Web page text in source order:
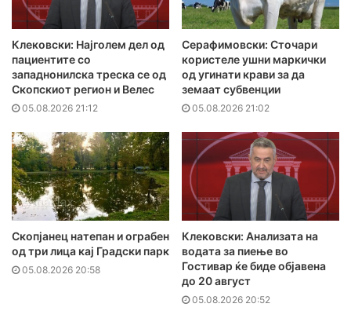
Клековски: Најголем дел од
пациентите сo
западнонилска треска се од
Скопскиот регион и Велес
05.08.2026 21:12
Серафимовски: Сточари
користеле ушни маркички
од угинати крави за да
земаат субвенции
05.08.2026 21:02
Скопјанец натепан и ограбен
од три лица кај Градски парк
05.08.2026 20:58
Клековски: Анализата на
водата за пиење во
Гостивар ќе биде објавена
до 20 август
05.08.2026 20:52